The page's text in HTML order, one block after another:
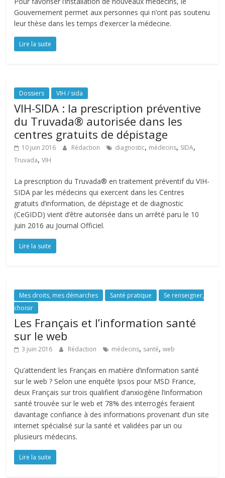
Gouvernement permet aux personnes qui n’ont pas soutenu
leur thèse dans les temps d’exercer la médecine.
Lire la suite
Dossiers VIH / sida
VIH-SIDA : la prescription préventive
du Truvada® autorisée dans les
centres gratuits de dépistage
10 juin 2016 Rédaction diagnostic, médecins, SIDA,
Truvada,VIH
La prescription du Truvada® en traitement préventif du VIH-
SIDA par les médecins qui exercent dans les Centres
gratuits d’information, de dépistage et de diagnostic
(CeGIDD) vient d’être autorisée dans un arrêté paru le 10
juin 2016 au Journal Officiel.
Lire la suite
Mes droits, mes démarches Santé pratique
Se renseigner,
choisir
Les Français et l’information santé
sur le web
3 juin 2016 Rédaction médecins, santé,web
Qu’attendent les Français en matière d’information santé
sur le web ? Selon une enquête Ipsos pour MSD France,
deux Français sur trois qualifient d’anxiogène l’information
santé trouvée sur le web et 78% des interrogés feraient
davantage confiance à des informations provenant d’un site
internet spécialisé sur la santé et validées par un ou
plusieurs médecins.
Lire la suite